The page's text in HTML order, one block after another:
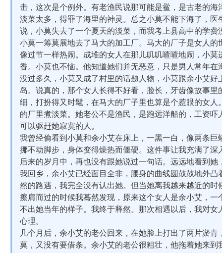
击，这次是个例外。有老渔民说那可能是鲎，是古老的
淡菜太多，得罪了海里的神灵。总之小莫不能下海了，
说，小莫失去了一个夏天的淡菜，而我考上县高中的学费
小莫一筹莫展地去了马大的加工厂。马大的厂子是女人
像过节一样热闹。成堆的女人在那儿叽叽喳喳地闹，小
香。小莫也不恼。他知道她们并无恶意，只是男人常年
没过多久，小莫又成了村里的话题人物，小莫跟余小艾
岛。说真的，那个女人长得不好看，脸长，牙齿像故事
细，打扮得又时髦，在马大的厂子里也算是个惹眼的女
的厂里煮淡菜。她老公不是渔民，是跑远洋船的，工资
可以驱赶她寂寞的人。
我曾经偷看到小莫和余小艾在床上，一黑一白，像两条
挪不动脚步，身体变得燥热而僵硬。这件事让我充满了
后来的岁月中，再也没有跟她说过一句话。远远地看到
我回乡，余小艾已经面目全非，腰身的曲线圆鼓鼓地外
然的路遇，我完全没有认出她。但当她离我越来越近的
擦肩而过的时候我蓦然发现，原来这个女人是余小艾，
不出她当年的样子。我终于释然。那次相遇以后，我对
心理。
几个月后，余小艾的老公回来，在她脸上打出了两片淤
莫，又没有要借条。余小艾的老公很粗壮，他拖着她来